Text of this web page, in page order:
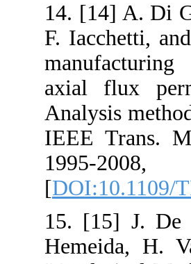
14. [14] A. Di
F. Iacchetti,
axial flux
Analysis
IEEE Trans.
1995-
[DOI:10.1109/
15. [15] J. De
Hemeida, H.